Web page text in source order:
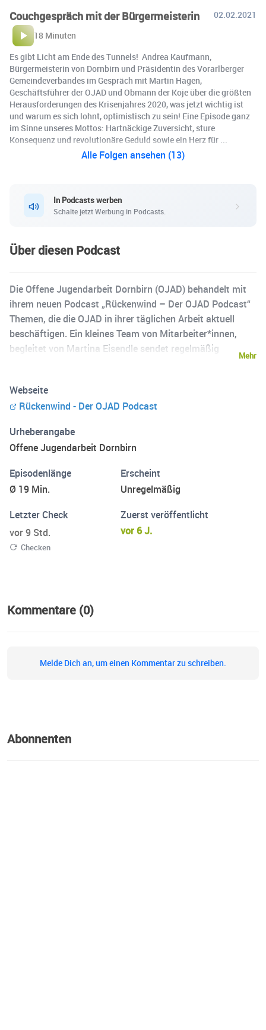
Couchgespräch mit der Bürgermeisterin
02.02.2021
18 Minuten
Es gibt Licht am Ende des Tunnels! Andrea Kaufmann,
Bürgermeisterin von Dornbirn und Präsidentin des Vorarlberger
Gemeindeverbandes im Gespräch mit Martin Hagen,
Geschäftsführer der OJAD und Obmann der Koje über die größten
Herausforderungen des Krisenjahres 2020, was jetzt wichtig ist
und warum es sich lohnt, optimistisch zu sein! Eine Episode ganz
im Sinne unseres Mottos: Hartnäckige Zuversicht, sture
Konsequenz und revolutionäre Geduld sowie ein Herz für ...
Alle Folgen ansehen (13)
In Podcasts werben
Schalte jetzt Werbung in Podcasts.
Über diesen Podcast
Die Offene Jugendarbeit Dornbirn (OJAD) behandelt mit
ihrem neuen Podcast „Rückenwind – Der OJAD Podcast“
Themen, die die OJAD in ihrer täglichen Arbeit aktuell
beschäftigen. Ein kleines Team von Mitarbeiter*innen,
begleitet von Martina Eisendle sendet regelmäßig
neuesten Ergebnissen aus Wissenschaft und Forschung.
Die OJAD wirkt in allen Bereichen der jugendlichen
befasst sich mit aktuellen Themen des gesellschaftlichen
Wandels. Mit „Rückenwind – Der OJAD Podcast“ werden
die Themen rund um jugendliche Lebenswelten so einem
breiten Fachpublikum im deutschen Sprachraum
zugänglich gemacht. Fühlt euch eingeladen, auf der
Website www.ojad.at zu surfen oder besucht uns auf
Facebook @OJADornbirn und auf Instagram
@oja_dornbirn!
Mehr
Webseite
Rückenwind - Der OJAD Podcast
Urheberangabe
Offene Jugendarbeit Dornbirn
Episodenlänge
Ø 19 Min.
Erscheint
Unregelmäßig
Letzter Check
vor 9 Std.
Checken
Zuerst veröffentlicht
vor 6 J.
Kommentare (0)
Melde Dich an, um einen Kommentar zu schreiben.
Abonnenten